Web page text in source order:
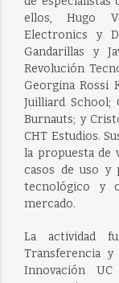
ellos, Hugo
Electronics y
Gandarillas y
Revolución
Georgina Rossi
Juilliard School;
Burnauts; y
CHT Estudios.
la propuesta de
casos de uso y
tecnológico y
mercado.
La actividad
Transferencia
Innovación